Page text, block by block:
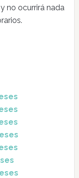
no ocurrirá nada